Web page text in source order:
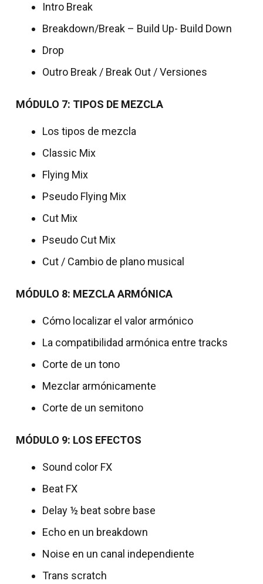
Intro Break
Breakdown/Break – Build Up- Build Down
Drop
Outro Break / Break Out / Versiones
MÓDULO 7: TIPOS DE MEZCLA
Los tipos de mezcla
Classic Mix
Flying Mix
Pseudo Flying Mix
Cut Mix
Pseudo Cut Mix
Cut / Cambio de plano musical
MÓDULO 8: MEZCLA ARMÓNICA
Cómo localizar el valor armónico
La compatibilidad armónica entre tracks
Corte de un tono
Mezclar armónicamente
Corte de un semitono
MÓDULO 9: LOS EFECTOS
Sound color FX
Beat FX
Delay ½ beat sobre base
Echo en un breakdown
Noise en un canal independiente
Trans scratch